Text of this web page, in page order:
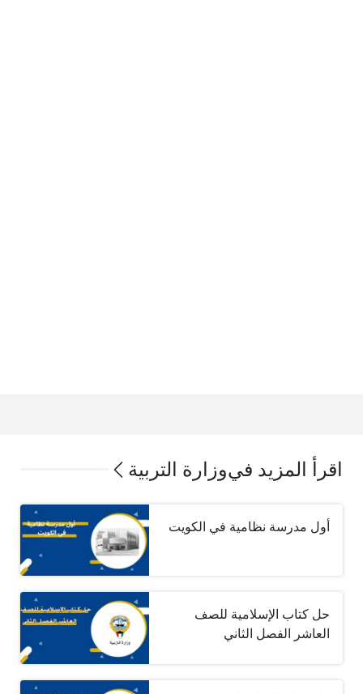
اقرأ المزيد فيوزارة التربية
أول مدرسة نظامية في الكويت
حل كتاب الإسلامية للصف
العاشر الفصل الثاني